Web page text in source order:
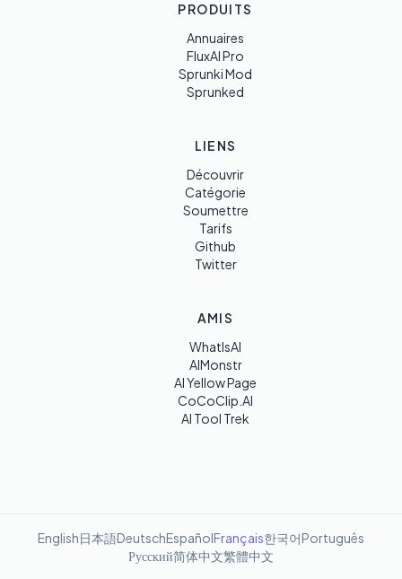
PRODUITS
Annuaires
FluxAI Pro
Sprunki Mod
Sprunked
LIENS
Découvrir
Catégorie
Soumettre
Tarifs
Github
Twitter
AMIS
WhatIsAI
AIMonstr
AI Yellow Page
CoCoClip.AI
AI Tool Trek
English日本語DeutschEspañolFrançais한국어Português
Русский简体中文繁體中文